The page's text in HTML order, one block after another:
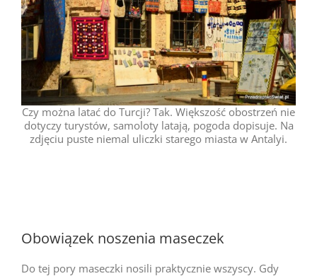
Czy można latać do Turcji? Tak. Większość obostrzeń nie
dotyczy turystów, samoloty latają, pogoda dopisuje. Na
zdjęciu puste niemal uliczki starego miasta w Antalyi.
Obowiązek noszenia maseczek
Do tej pory maseczki nosili praktycznie wszyscy. Gdy